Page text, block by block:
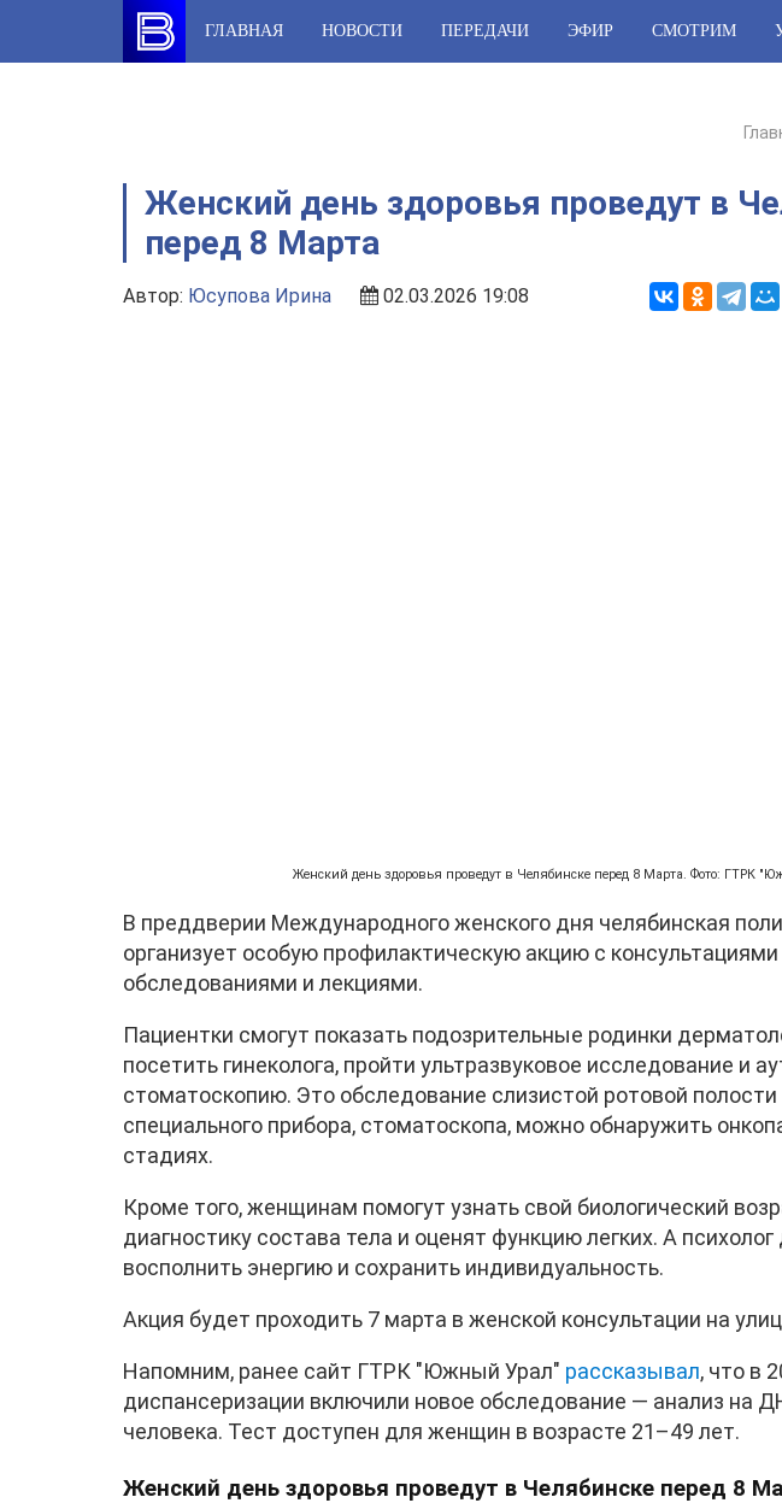
content
ГЛАВНАЯ НОВОСТИ ПЕРЕДАЧИ ЭФИР СМОТРИМ
Женский день здоровья проведут в
перед 8 Марта
Автор: Юсупова Ирина 02.03.2026 19:08
Женский день здоровья проведут в Челябинске перед 8 Марта. Фото: ГТРК
В преддверии Международного женского дня челябинская
организует особую профилактическую акцию с консультациями
обследованиями и лекциями.
Пациентки смогут показать подозрительные родинки
посетить гинеколога, пройти ультразвуковое исследование и
стоматоскопию. Это обследование слизистой ротовой
специального прибора, стоматоскопа, можно обнаружить
стадиях.
Кроме того, женщинам помогут узнать свой биологический
диагностику состава тела и оценят функцию легких. А
восполнить энергию и сохранить индивидуальность.
Акция будет проходить 7 марта в женской консультации на
Напомним, ранее сайт ГТРК "Южный Урал" рассказывал, что в
диспансеризации включили новое обследование — анализ на
человека. Тест доступен для женщин в возрасте 21–49 лет.
Женский день здоровья проведут в Челябинске перед 8